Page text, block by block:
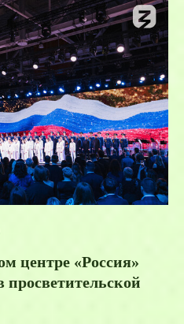
центре «Россия»
просветительской